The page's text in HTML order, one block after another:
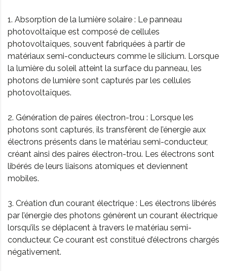
1. Absorption de la lumière solaire : Le panneau
photovoltaïque est composé de cellules
photovoltaïques, souvent fabriquées à partir de
matériaux semi-conducteurs comme le silicium. Lorsque
la lumière du soleil atteint la surface du panneau, les
photons de lumière sont capturés par les cellules
photovoltaïques.
2. Génération de paires électron-trou : Lorsque les
photons sont capturés, ils transfèrent de l’énergie aux
électrons présents dans le matériau semi-conducteur,
créant ainsi des paires électron-trou. Les électrons sont
libérés de leurs liaisons atomiques et deviennent
mobiles.
3. Création d’un courant électrique : Les électrons libérés
par l’énergie des photons génèrent un courant électrique
lorsqu’ils se déplacent à travers le matériau semi-
conducteur. Ce courant est constitué d’électrons chargés
négativement.